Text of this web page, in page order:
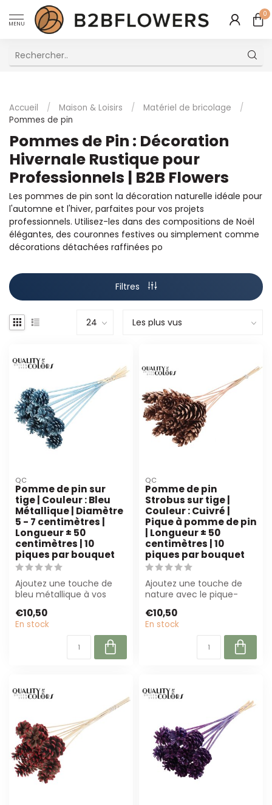
MENU
0
Accueil / Maison & Loisirs / Matériel de bricolage
/
Pommes de pin
Pommes de Pin : Décoration
Hivernale Rustique pour
Professionnels | B2B Flowers
Les pommes de pin sont la décoration naturelle idéale pour
l'automne et l'hiver, parfaites pour vos projets
professionnels. Utilisez-les dans des compositions de Noël
élégantes, des couronnes festives ou simplement comme
décorations détachées raffinées po
Filtres
QC
Pomme de pin sur
tige | Couleur : Bleu
Métallique | Diamètre
5 - 7 centimètres |
Longueur ± 50
centimètres | 10
piques par bouquet
Ajoutez une touche de
bleu métallique à vos
pomme de pin su...
€10,50
En stock
QC
Pomme de pin
Strobus sur tige |
Couleur : Cuivré |
Pique à pomme de pin
| Longueur ± 50
centimètres | 10
piques par bouquet
Ajoutez une touche de
nature avec le pique-
couleur cuivre. ...
€10,50
En stock